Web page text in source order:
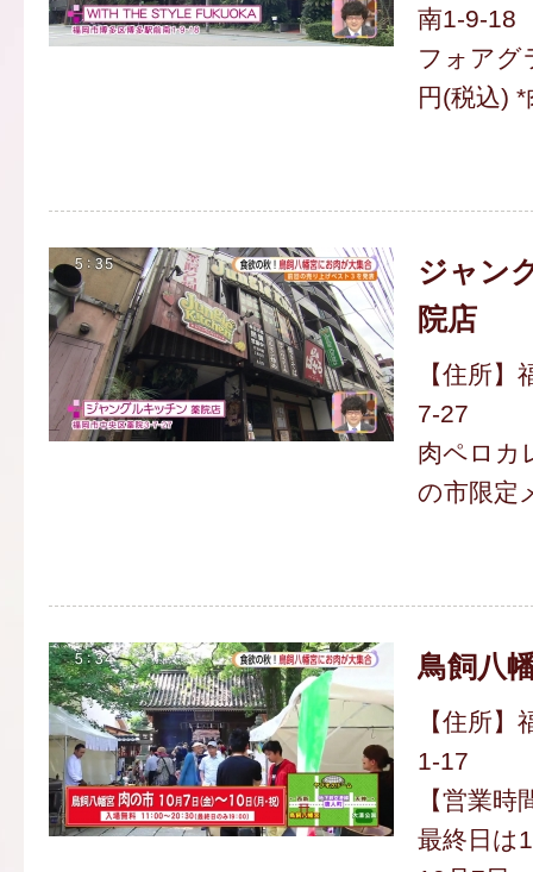
南1-9-18
フォアグ
円(税込)
ジャン
院店
【住所
7-27
肉ペロカ
の市限定
鳥飼八
【住所
1-17
【営業
最終日は